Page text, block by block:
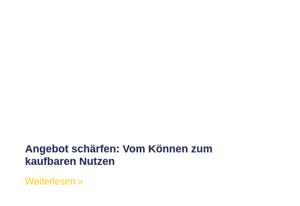
Angebot schärfen: Vom Können zum
kaufbaren Nutzen
Weiterlesen »